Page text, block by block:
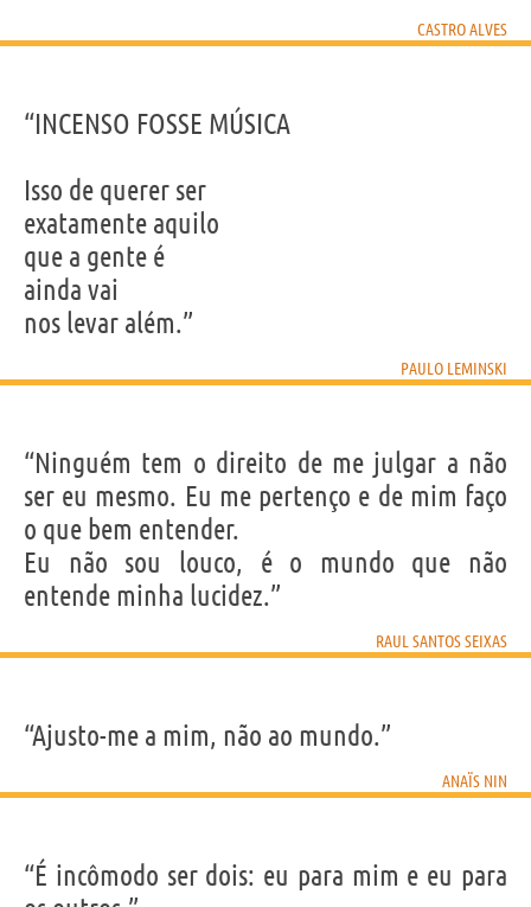
CASTRO ALVES
“INCENSO FOSSE MÚSICA
Isso de querer ser
exatamente aquilo
que a gente é
ainda vai
nos levar além.”
PAULO LEMINSKI
“Ninguém tem o direito de me julgar a não
ser eu mesmo. Eu me pertenço e de mim faço
o que bem entender.
Eu não sou louco, é o mundo que não
entende minha lucidez.”
RAUL SANTOS SEIXAS
“Ajusto-me a mim, não ao mundo.”
ANAÏS NIN
“É incômodo ser dois: eu para mim e eu para